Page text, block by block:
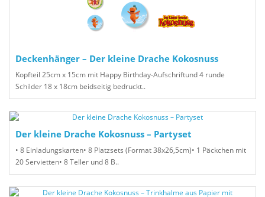
Deckenhänger – Der kleine Drache Kokosnuss
Kopfteil 25cm x 15cm mit Happy Birthday-Aufschriftund 4 runde
Schilder 18 x 18cm beidseitig bedruckt..
Der kleine Drache Kokosnuss – Partyset
• 8 Einladungskarten• 8 Platzsets (Format 38x26,5cm)• 1 Päckchen mit
20 Servietten• 8 Teller und 8 B..